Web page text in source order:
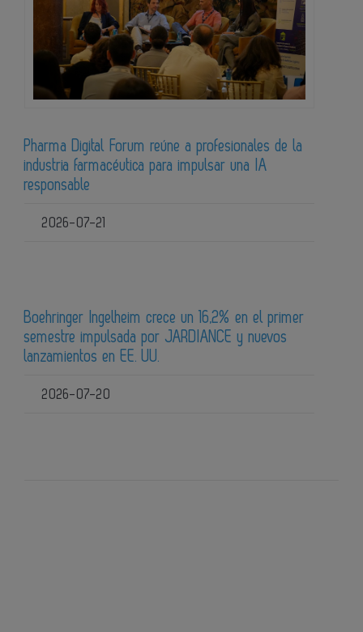
Pharma Digital Forum reúne a profesionales de la
industria farmacéutica para impulsar una IA
responsable
2026-07-21
Boehringer Ingelheim crece un 16,2% en el primer
semestre impulsada por JARDIANCE y nuevos
lanzamientos en EE. UU.
2026-07-20